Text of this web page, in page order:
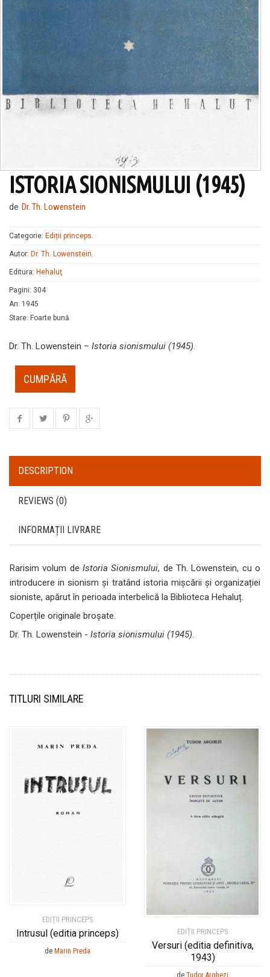
ISTORIA SIONISMULUI (1945)
de Dr. Th. Lowenstein
Categorie: Ediții princeps.
Autor: Dr. Th. Lowenstein.
Editura: Hehaluţ
Pagini: 304
An: 1945
Stare: Foarte bună
Dr. Th. Lowenstein – Istoria sionismului (1945).
CUMPĂRĂ
DESCRIPTION
REVIEWS (0)
INFORMAȚII LIVRARE
Rarisim volum de Istoria Sionismului, de Th. Löwenstein, cu o
introducere in sionism și tratând istoria mișcării și organizației
sioniste, apărut în perioada interbelică la Biblioteca Hehaluț.
Coperțile originale broșate.
Dr. Th. Lowenstein - Istoria sionismului (1945).
TITLURI SIMILARE
EDIȚII PRINCEPS
Intrusul (editia princeps)
de Marin Preda
EDIȚII PRINCEPS
Versuri (editia definitiva,
1943)